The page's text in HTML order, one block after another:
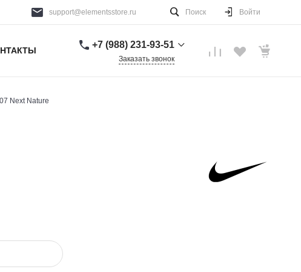
support@elementsstore.ru Поиск Войти
+7 (988) 231-93-51
Заказать звонок
Next Nature